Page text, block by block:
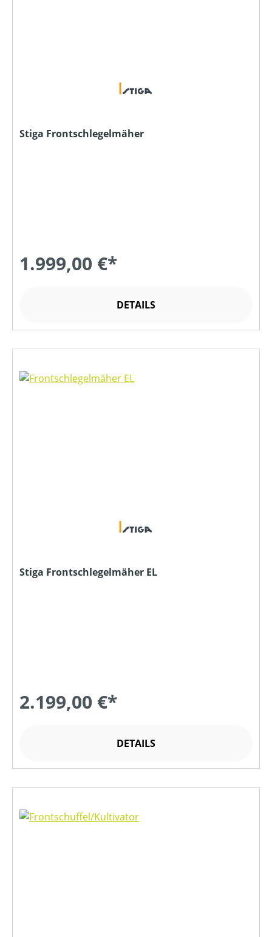
Stiga Frontschlegelmäher
1.999,00 €*
DETAILS
Stiga Frontschlegelmäher EL
2.199,00 €*
DETAILS